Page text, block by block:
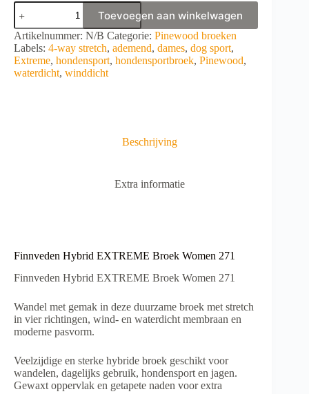
Finnveden
Hybrid
EXTREME
Broek
Women
271
aantal
Toevoegen aan winkelwagen
A
l
t
e
Artikelnummer: N/B Categorie: Pinewood broeken
Labels: 4-way stretch, ademend, dames, dog sport,
Extreme, hondensport, hondensportbroek, Pinewood,
waterdicht, winddicht
Beschrijving
Extra informatie
Finnveden Hybrid EXTREME Broek Women 271
Finnveden Hybrid EXTREME Broek Women 271
Wandel met gemak in deze duurzame broek met stretch
in vier richtingen, wind- en waterdicht membraan en
moderne pasvorm.
Veelzijdige en sterke hybride broek geschikt voor
wandelen, dagelijks gebruik, hondensport en jagen.
Gewaxt oppervlak en getapete naden voor extra